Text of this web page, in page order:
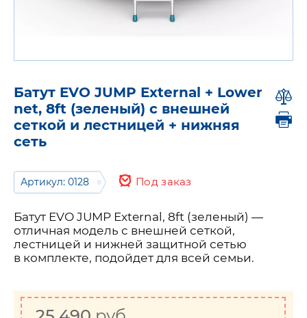
Батут EVO JUMP External + Lower
net, 8ft (зеленый) с внешней
сеткой и лестницей + нижняя
сеть
Артикул: 0128 Под заказ
Батут EVO JUMP External, 8ft (зеленый) —
отличная модель с внешней сеткой,
лестницей и нижней защитной сетью
в комплекте, подойдет для всей семьи.